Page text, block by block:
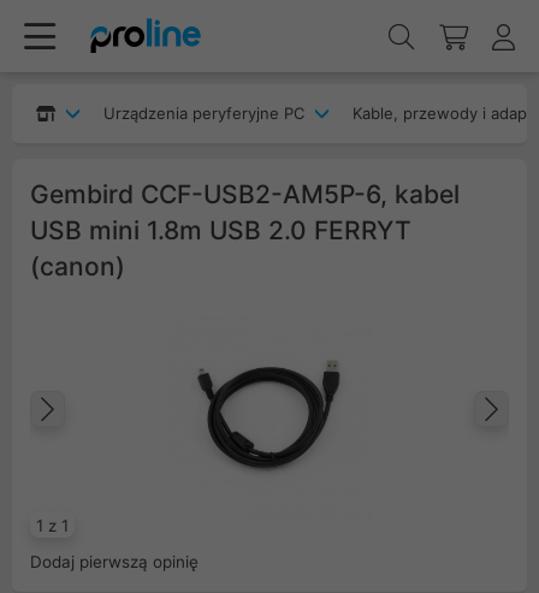
Urządzenia peryferyjne PC Kable, przewody i
Gembird CCF-USB2-AM5P-6, kabel
USB mini 1.8m USB 2.0 FERRYT
(canon)
1 z 1
Poprzedni
Dodaj pierwszą opinię